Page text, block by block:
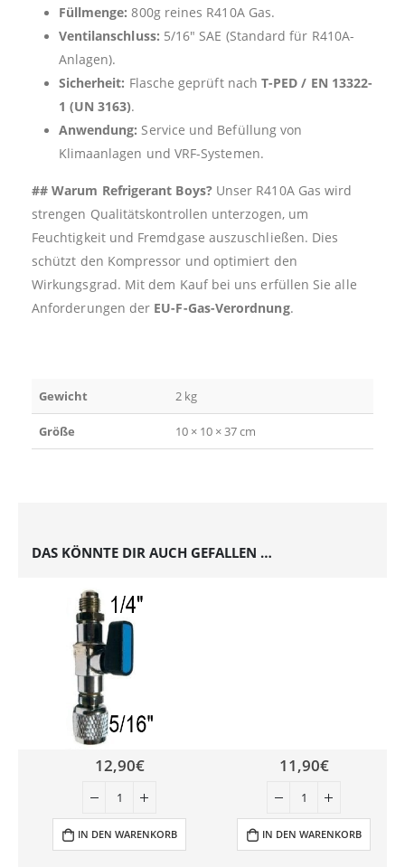
Füllmenge: 800g reines R410A Gas.
Ventilanschluss: 5/16″ SAE (Standard für R410A-
Anlagen).
Sicherheit: Flasche geprüft nachT-PED / EN 13322-
1 (UN 3163).
Anwendung: Service und Befüllung von
Klimaanlagen und VRF-Systemen.
## Warum Refrigerant Boys?Unser R410A Gas wird
strengen Qualitätskontrollen unterzogen, um
Feuchtigkeit und Fremdgase auszuschließen. Dies
schützt den Kompressor und optimiert den
Wirkungsgrad. Mit dem Kauf bei uns erfüllen Sie alle
Anforderungen der EU-F-Gas-Verordnung.
Gewicht 2 kg
Größe 10 × 10 × 37 cm
DAS KÖNNTE DIR AUCH GEFALLEN …
12,90€
IN DEN WARENKORB
11,90€
IN DEN WARENKORB